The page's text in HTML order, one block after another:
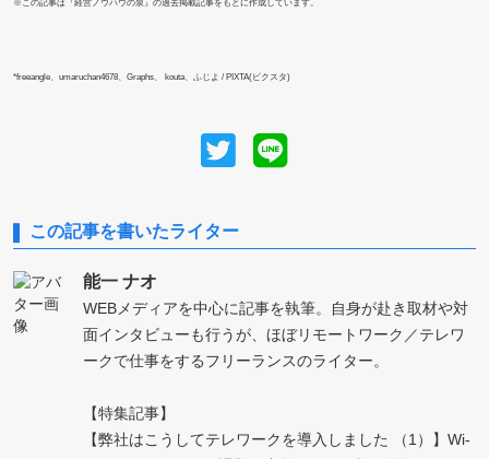
※この記事は『経営ノウハウの泉』の過去掲載記事をもとに作成しています。
*freeangle、umaruchan4678、Graphs、 kouta、ふじよ / PIXTA(ピクスタ)
この記事を書いたライター
能一 ナオ
WEBメディアを中心に記事を執筆。自身が赴き取材や対
面インタビューも行うが、ほぼリモートワーク／テレワ
ークで仕事をするフリーランスのライター。
【特集記事】
【弊社はこうしてテレワークを導入しました （1）】Wi-